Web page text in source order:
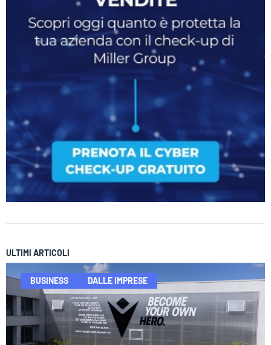
ULTIMI ARTICOLI
BUSINESS DALLE IMPRESE